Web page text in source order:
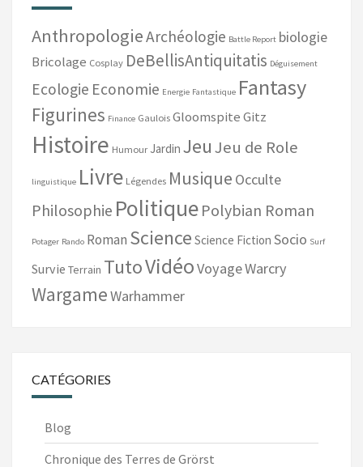
AnthropologieArchéologie Battle Report biologie
Bricolage Cosplay DeBellisAntiquitatis Déguisement
Ecologie Economie Energie Fantastique Fantasy
Figurines Finance Gaulois Gloomspite Gitz
Histoire Humour Jardin JeuJeu de Role
linguistique Livre Légendes Musique Occulte
Philosophie Politique Polybian Roman
Potager Rando Roman Science Science Fiction Socio Surf
Survie Terrain TutoVidéoVoyageWarcry
WargameWarhammer
CATÉGORIES
Blog
Chronique des Terres de Grörst